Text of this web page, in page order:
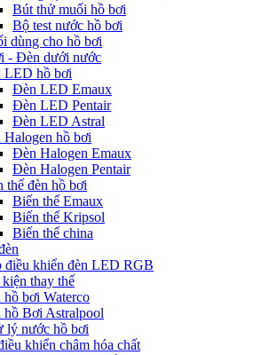
Bút thử muối hồ bơi
Bộ test nước hồ bơi
dùng cho hồ bơi
- Đèn dưới nước
LED hồ bơi
Đèn LED Emaux
Đèn LED Pentair
Đèn LED Astral
hồ bơi
Đèn Halogen Emaux
Đèn Halogen Pentair
thế đèn hồ bơi
Biến thế Emaux
Biến thế Kripsol
Biến thế china
điều khiển đèn LED RGB
kiện thay thế
bơi Waterco
Bơi Astralpool
lý nước hồ bơi
khiển châm hóa chất